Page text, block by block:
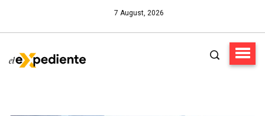
7 August, 2026